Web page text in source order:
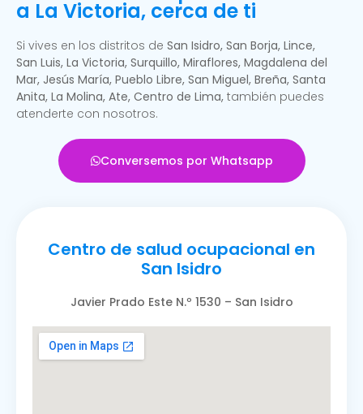
a La Victoria, cerca de ti
Si vives en los distritos de San Isidro, San Borja, Lince,
San Luis, La Victoria, Surquillo, Miraflores, Magdalena del
Mar, Jesús María, Pueblo Libre, San Miguel, Breña, Santa
Anita, La Molina, Ate, Centro de Lima, también puedes
atenderte con nosotros.
Conversemos por Whatsapp
Centro de salud ocupacional en
San Isidro
Javier Prado Este N.º 1530 – San Isidro